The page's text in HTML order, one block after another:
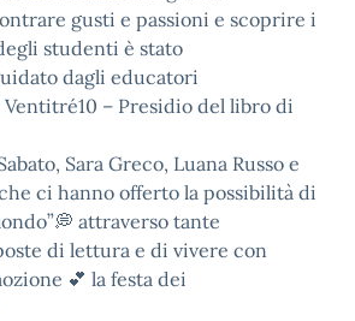
gusti e passioni e scoprire i
studenti è stato
dagli educatori
Ventitré10 – Presidio del libro di
Sara Greco, Luana Russo e
ci hanno offerto la possibilità di
attraverso tante
di lettura e di vivere con
💕 la festa dei